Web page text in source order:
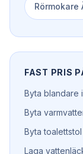
Rörmokare
FAST PRIS
Byta blandare i
Byta
Byta toalettstol
Laga